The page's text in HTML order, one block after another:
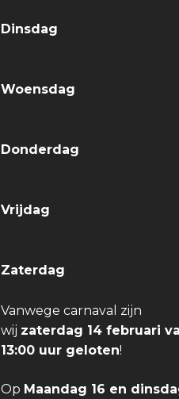
Dinsdag
Woensdag
Donderdag
Vrijdag
Zaterdag
Vanwege carnaval zijn
wij zaterdag 14 februari
13:00 uur geloten!
Op Maandag 16 en